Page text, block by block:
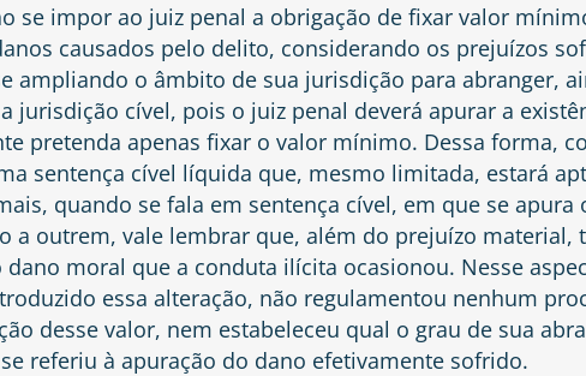
se impor ao juiz penal a obrigação de fixar valor
causados pelo delito, considerando os prejuízos
ampliando o âmbito de sua jurisdição para abranger,
jurisdição cível, pois o juiz penal deverá apurar a
pretenda apenas fixar o valor mínimo. Dessa forma,
sentença cível líquida que, mesmo limitada, estará
quando se fala em sentença cível, em que se apura
a outrem, vale lembrar que, além do prejuízo material,
dano moral que a conduta ilícita ocasionou. Nesse
essa alteração, não regulamentou nenhum
desse valor, nem estabeleceu qual o grau de sua
referiu à apuração do dano efetivamente sofrido.